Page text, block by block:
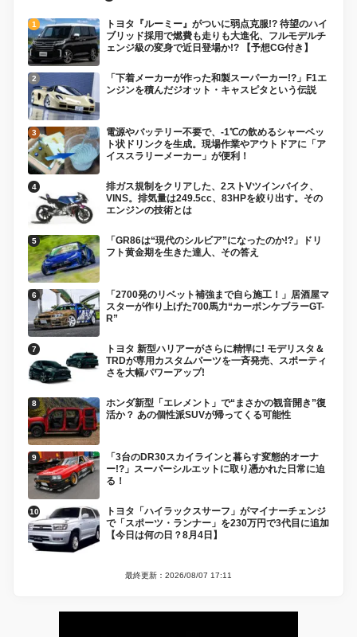
トヨタ『ルーミー』がついに弱点克服!? 待望のハイ
ブリッド採用で燃費も走りも大進化、フルモデルチ
ェンジ級の変身で近日登場か!? 【予想CG付き】
「下着メーカーが作った和製スーパーカー!?」F1エ
ンジンを積んだジオット・キャスピタという伝説
電源やバッテリー不要で、-1℃の飲めるシャーベッ
ト状ドリンクを生成。現場作業やアウトドアに「ア
イススラリーメーカー」が便利！
排ガス規制をクリアした、2ストVツインバイク、
VINS。排気量は249.5cc、83HPを絞り出す。その
エンジンの技術とは
「GR86は“現代のシルビア”になったのか!?」ドリ
フト黄金期を生きた達人、その答え
「2700発のリベット補強まで自ら施工！」居酒屋マ
スターが作り上げた700馬力“カーボンケブラーGT-
R”
トヨタ 新型ハリアーがさらに精悍に! モデリスタ＆
TRDが専用カスタムパーツを一斉発売、スポーティ
さを大幅パワーアップ!
ホンダ新型「エレメント」で“まさかの観音開き”復
活か？ あの個性派SUVが帰ってくる可能性
「3台のDR30スカイラインと暮らす変態的オーナ
ー!?」スーパーシルエットに取り憑かれた日常に迫
る！
トヨタ「ハイラックスサーフ」がマイナーチェンジ
で「スポーツ・ランナー」を230万円で3代目に追加
【今日は何の日？8月4日】
最終更新：2026/08/07 17:11